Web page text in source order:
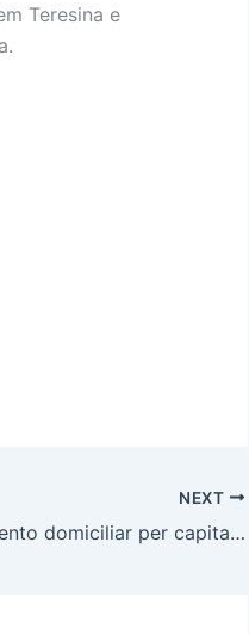
Teresina e
NEXT
Rendimento domiciliar per capita no Brasil foi de R$ 2.069; confira ranking por estado